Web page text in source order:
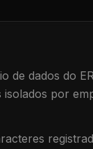
de dados do
isolados por